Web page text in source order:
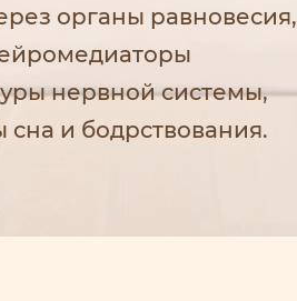
органы равновесия,
нервной системы,
и бодрствования.